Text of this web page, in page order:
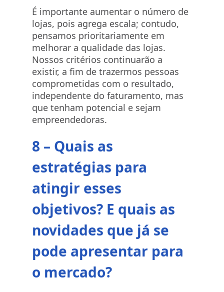
É importante aumentar o número de
lojas, pois agrega escala; contudo,
pensamos prioritariamente em
melhorar a qualidade das lojas.
Nossos critérios continuarão a
existir, a fim de trazermos pessoas
comprometidas com o resultado,
independente do faturamento, mas
que tenham potencial e sejam
empreendedoras.
8 – Quais as
estratégias para
atingir esses
objetivos? E quais as
novidades que já se
pode apresentar para
o mercado?